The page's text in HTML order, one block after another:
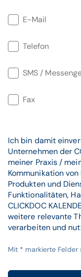
E-Mail
Telefon
SMS /
Fax
Ich bin damit
Unternehmen der
meiner Praxis /
Kommunikation
Produkten und
Funktionalitäten,
CLICKDOC
weitere relevante
verarbeiten und
Mit * markierte